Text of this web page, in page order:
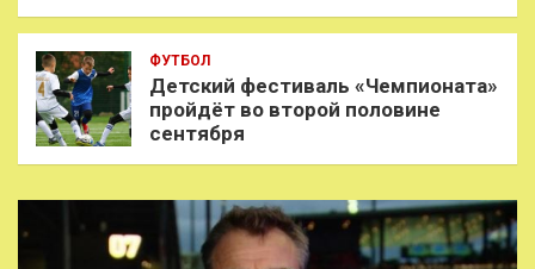
ФУТБОЛ
Детский фестиваль «Чемпионата»
пройдёт во второй половине
сентября